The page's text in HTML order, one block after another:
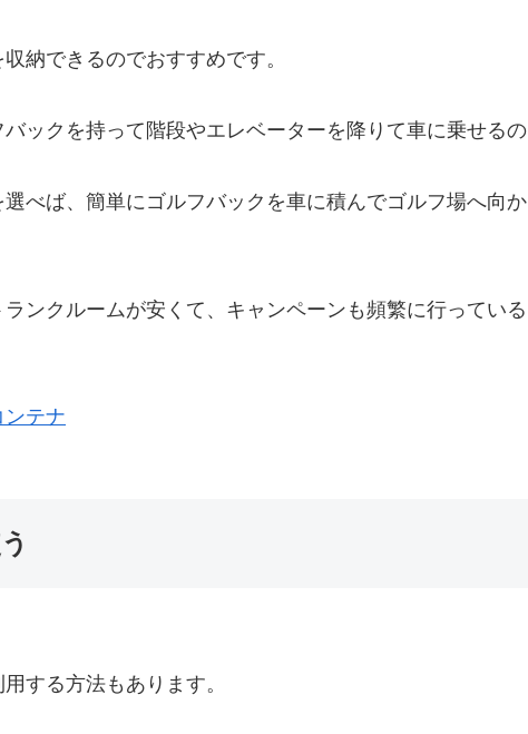
納できるのでおすすめです。
ックを持って階段やエレベーターを降りて車に乗せるの
べば、簡単にゴルフバックを車に積んでゴルフ場へ向か
ンクルームが安くて、キャンペーンも頻繁に行っている
ンテナ
する方法もあります。